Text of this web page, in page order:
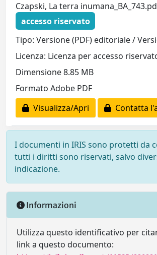
Czapski, La terra
accesso riservato
Tipo: Versione (PDF) editoriale /
Licenza: Licenza per accesso
Dimensione 8.85 MB
Formato Adobe PDF
Visualizza/Apri
Contatta
I documenti in IRIS sono protetti da
tutti i diritti sono riservati, salvo
indicazione.
Informazioni
Utilizza questo identificativo per
link a questo documento: